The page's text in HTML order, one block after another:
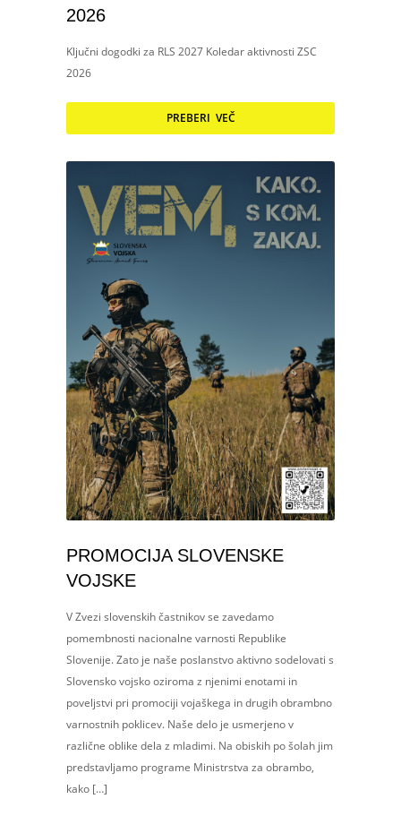
2026
Ključni dogodki za RLS 2027 Koledar aktivnosti ZSC
2026
PREBERI VEČ
PROMOCIJA SLOVENSKE
VOJSKE
V Zvezi slovenskih častnikov se zavedamo
pomembnosti nacionalne varnosti Republike
Slovenije. Zato je naše poslanstvo aktivno sodelovati s
Slovensko vojsko oziroma z njenimi enotami in
poveljstvi pri promociji vojaškega in drugih obrambno
varnostnih poklicev. Naše delo je usmerjeno v
različne oblike dela z mladimi. Na obiskih po šolah jim
predstavljamo programe Ministrstva za obrambo,
kako […]